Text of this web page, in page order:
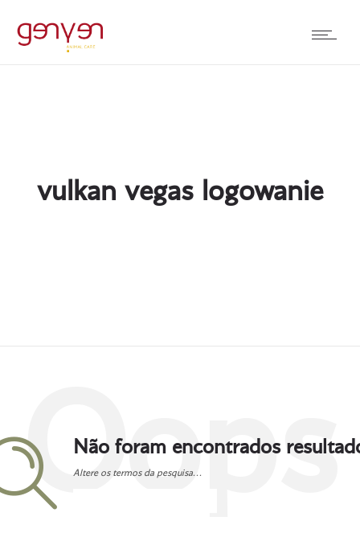
vulkan vegas logowanie
Oops
Não foram encontrados
Altere os termos da pesquisa...